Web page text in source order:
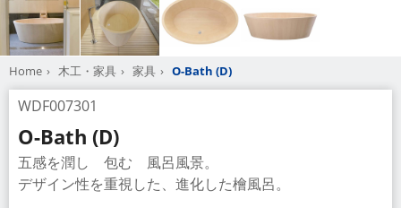
Home 木工・家具 家具 O-Bath (D)
WDF007301
O-Bath (D)
五感を潤し 包む 風呂風景。
デザイン性を重視した、進化した檜風呂。